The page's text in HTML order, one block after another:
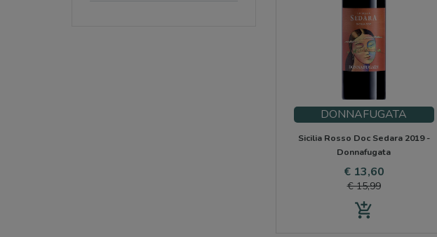
DONNAFUGATA
Sicilia Rosso Doc Sedara 2019 -
Donnafugata
Prijs
€ 13,60Normale
€ 15,99
add_shopping_cart